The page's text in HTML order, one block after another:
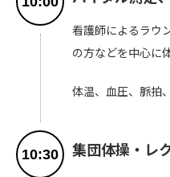
看護師によるラウ
の方などを中心に
体温、血圧、脈拍
10:30 集団体操・レ